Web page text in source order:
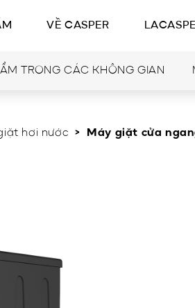
VỀ CASPER
TRONG CÁC KHÔNG GIAN
hơi nước > Máy giặt cửa